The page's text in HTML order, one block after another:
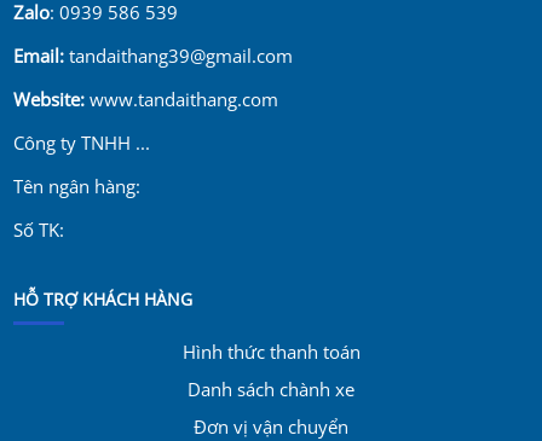
Zalo: 0939 586 539
Email:tandaithang39@gmail.com
Website:www.tandaithang.com
Công ty TNHH ...
Tên ngân hàng:
Số TK:
HỖ TRỢ KHÁCH HÀNG
Hình thức thanh toán
Danh sách chành xe
Đơn vị vận chuyển